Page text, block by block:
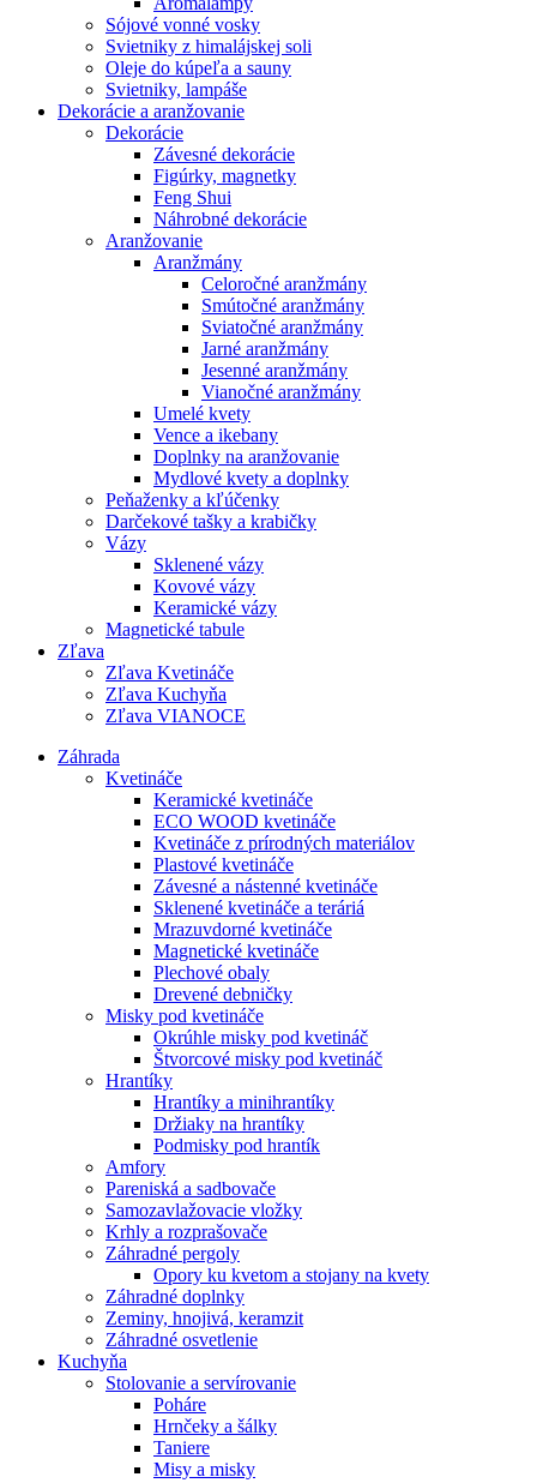
Sójové vonné vosky
Svietniky z himalájskej soli
Oleje do kúpeľa a sauny
Svietniky, lampáše
Dekorácie a aranžovanie
Dekorácie
Závesné dekorácie
Figúrky, magnetky
Feng Shui
Náhrobné dekorácie
Aranžovanie
Aranžmány
Celoročné aranžmány
Smútočné aranžmány
Sviatočné aranžmány
Jarné aranžmány
Jesenné aranžmány
Vianočné aranžmány
Umelé kvety
Vence a ikebany
Doplnky na aranžovanie
Mydlové kvety a doplnky
Peňaženky a kľúčenky
Darčekové tašky a krabičky
Vázy
Sklenené vázy
Kovové vázy
Keramické vázy
Magnetické tabule
Zľava
Zľava Kvetináče
Zľava Kuchyňa
Zľava VIANOCE
Záhrada
Kvetináče
Keramické kvetináče
ECO WOOD kvetináče
Kvetináče z prírodných materiálov
Plastové kvetináče
Závesné a nástenné kvetináče
Sklenené kvetináče a teráriá
Mrazuvdorné kvetináče
Magnetické kvetináče
Plechové obaly
Drevené debničky
Misky pod kvetináče
Okrúhle misky pod kvetináč
Štvorcové misky pod kvetináč
Hrantíky
Hrantíky a minihrantíky
Držiaky na hrantíky
Podmisky pod hrantík
Amfory
Pareniská a sadbovače
Samozavlažovacie vložky
Krhly a rozprašovače
Záhradné pergoly
Opory ku kvetom a stojany na kvety
Záhradné doplnky
Zeminy, hnojivá, keramzit
Záhradné osvetlenie
Kuchyňa
Stolovanie a servírovanie
Poháre
Hrnčeky a šálky
Taniere
Misy a misky